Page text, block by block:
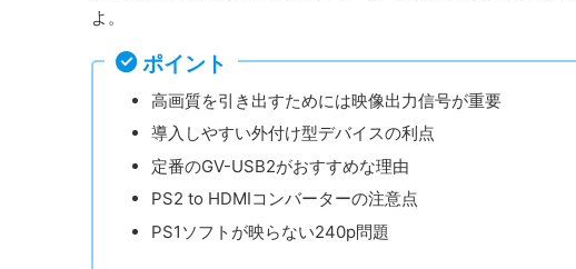
よ。
ポイント
高画質を引き出すためには映像出力信号が重要
導入しやすい外付け型デバイスの利点
定番のGV-USB2がおすすめな理由
PS2 to HDMIコンバーターの注意点
PS1ソフトが映らない240p問題